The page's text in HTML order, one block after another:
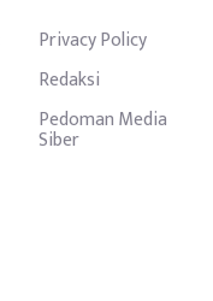
Privacy Policy
Redaksi
Pedoman Media
Siber